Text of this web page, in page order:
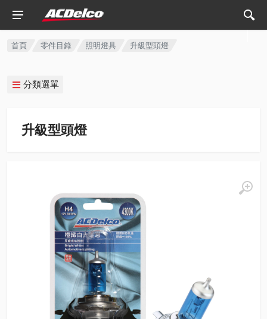
首頁 零件目錄 照明燈具 升級型頭燈
分類選單
升級型頭燈